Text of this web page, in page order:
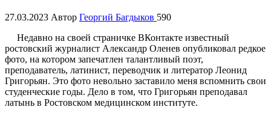
27.03.2023 Автор Георгий Багдыков 590
Недавно на своей страничке ВКонтакте известный
ростовский журналист Александр Оленев опубликовал редкое
фото, на котором запечатлен талантливый поэт,
преподаватель, латинист, переводчик и литератор Леонид
Григорьян. Это фото невольно заставило меня вспомнить свои
студенческие годы. Дело в том, что Григорьян преподавал
латынь в Ростовском медицинском институте.